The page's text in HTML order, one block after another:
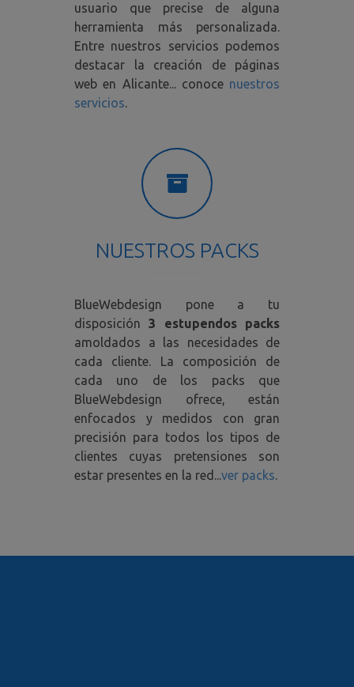
usuario que precise de alguna
herramienta más personalizada.
Entre nuestros servicios podemos
destacar la creación de páginas
web en Alicante... conoce nuestros
servicios.
NUESTROS PACKS
BlueWebdesign pone a tu
disposición3 estupendos packs
amoldados a las necesidades de
cada cliente. La composición de
cada uno de los packs que
BlueWebdesign ofrece, están
enfocados y medidos con gran
precisión para todos los tipos de
clientes cuyas pretensiones son
estar presentes en la red...ver packs.